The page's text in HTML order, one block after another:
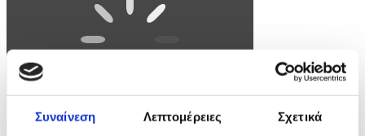
Συναίνεση Λεπτομέρειες Σχετικά